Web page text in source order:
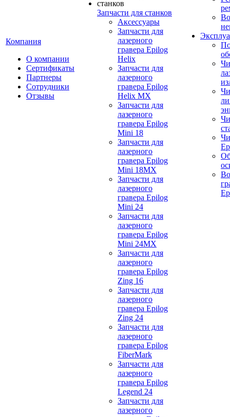
Компания
О компании
Сертификаты
Партнеры
Сотрудники
Отзывы
Запчасти для станков
Аксессуары
Запчасти для
лазерного
гравера Epilog
Helix
Запчасти для
лазерного
гравера Epilog
Helix MX
Запчасти для
лазерного
гравера Epilog
Mini 18
Запчасти для
лазерного
гравера Epilog
Mini 18MX
Запчасти для
лазерного
гравера Epilog
Mini 24
Запчасти для
лазерного
гравера Epilog
Mini 24MX
Запчасти для
лазерного
гравера Epilog
Zing 16
Запчасти для
лазерного
гравера Epilog
Zing 24
Запчасти для
лазерного
гравера Epilog
FiberMark
Запчасти для
лазерного
гравера Epilog
Legend 24
Запчасти для
лазерного